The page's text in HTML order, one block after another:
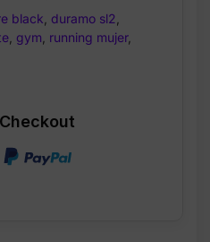
/
Core
White
–
black duramo sl2
gym running mujer,